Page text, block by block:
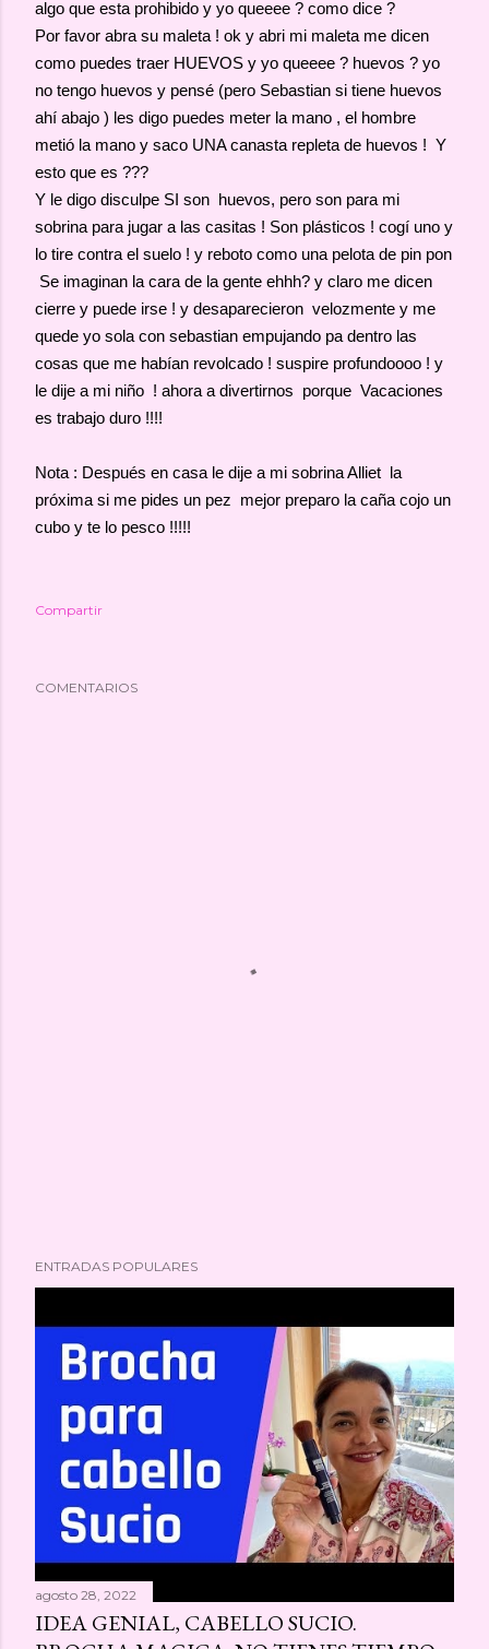
algo que esta prohibido y yo queeee ? como dice ?
Por favor abra su maleta ! ok y abri mi maleta me dicen
como puedes traer HUEVOS y yo queeee ? huevos ? yo
no tengo huevos y pensé (pero Sebastian si tiene huevos
ahí abajo ) les digo puedes meter la mano , el hombre
metió la mano y saco UNA canasta repleta de huevos ! Y
esto que es ???
Y le digo disculpe SI son huevos, pero son para mi
sobrina para jugar a las casitas ! Son plásticos ! cogí uno y
lo tire contra el suelo ! y reboto como una pelota de pin pon
Se imaginan la cara de la gente ehhh? y claro me dicen
cierre y puede irse ! y desaparecieron velozmente y me
quede yo sola con sebastian empujando pa dentro las
cosas que me habían revolcado ! suspire profundoooo ! y
le dije a mi niño ! ahora a divertirnos porque Vacaciones
es trabajo duro !!!!
Nota : Después en casa le dije a mi sobrina Alliet la
próxima si me pides un pez mejor preparo la caña cojo un
cubo y te lo pesco !!!!!
Compartir
COMENTARIOS
ENTRADAS POPULARES
agosto 28, 2022
IDEA GENIAL, CABELLO SUCIO.